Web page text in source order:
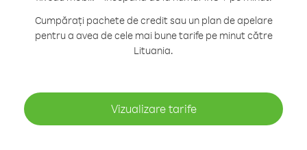
Cumpărați pachete de credit sau un plan de apelare
pentru a avea de cele mai bune tarife pe minut către
Lituania.
Vizualizare tarife